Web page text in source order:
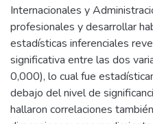
Internacionales y
profesionales y desarrollar
estadísticas inferenciales
significativa entre las dos
0,000), lo cual fue
debajo del nivel de
hallaron correlaciones